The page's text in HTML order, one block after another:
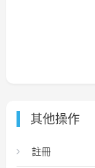
其他操作
註冊